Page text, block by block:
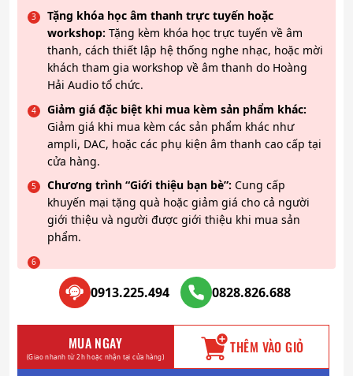
Tặng khóa học âm thanh trực tuyến hoặc
workshop: Tặng kèm khóa học trực tuyến về âm
thanh, cách thiết lập hệ thống nghe nhạc, hoặc mời
khách tham gia workshop về âm thanh do Hoàng
Hải Audio tổ chức.
Giảm giá đặc biệt khi mua kèm sản phẩm khác:
Giảm giá khi mua kèm các sản phẩm khác như
ampli, DAC, hoặc các phụ kiện âm thanh cao cấp tại
cửa hàng.
Chương trình “Giới thiệu bạn bè”: Cung cấp
khuyến mại tặng quà hoặc giảm giá cho cả người
giới thiệu và người được giới thiệu khi mua sản
phẩm.
0913.225.494 0828.826.688
MUA NGAY
(Giao nhanh từ 2h hoặc nhận tại cửa hàng) THÊM VÀO GIỎ